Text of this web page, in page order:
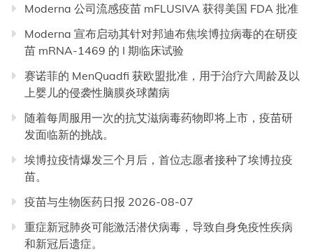
Moderna 公司流感疫苗 mFLUSIVA 获得美国 FDA 批准
Moderna 宣布启动其针对邦迪布焦埃博拉病毒的在研疫
苗 mRNA-1469 的 I 期临床试验
赛诺菲的 MenQuadfi 获欧盟批准，用于治疗六周龄及以
上婴儿的侵袭性脑膜炎球菌病
随着每周服用一次的抗艾滋病毒药物即将上市，疫苗研
发面临新的挑战。
埃博拉疫情爆发三个月后，首位志愿者接种了埃博拉疫
苗。
疫苗与生物医药日报 2026-08-07
重症新冠肺炎可能激活潜伏病毒，导致自身免疫性疾病
和新冠后遗症。